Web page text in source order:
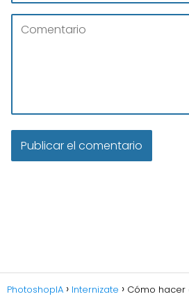
PhotoshopIA Internizate
Cómo hacer